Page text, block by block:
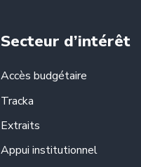
Secteur d’intérêt
Accès budgétaire
Tracka
Extraits
Appui institutionnel